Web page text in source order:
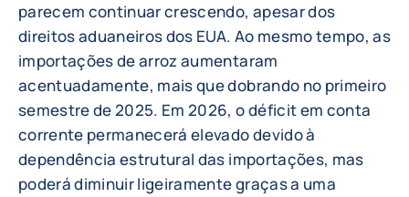
parecem continuar crescendo, apesar dos
direitos aduaneiros dos EUA. Ao mesmo tempo, as
importações de arroz aumentaram
acentuadamente, mais que dobrando no primeiro
semestre de 2025. Em 2026, o déficit em conta
corrente permanecerá elevado devido à
dependência estrutural das importações, mas
poderá diminuir ligeiramente graças a uma